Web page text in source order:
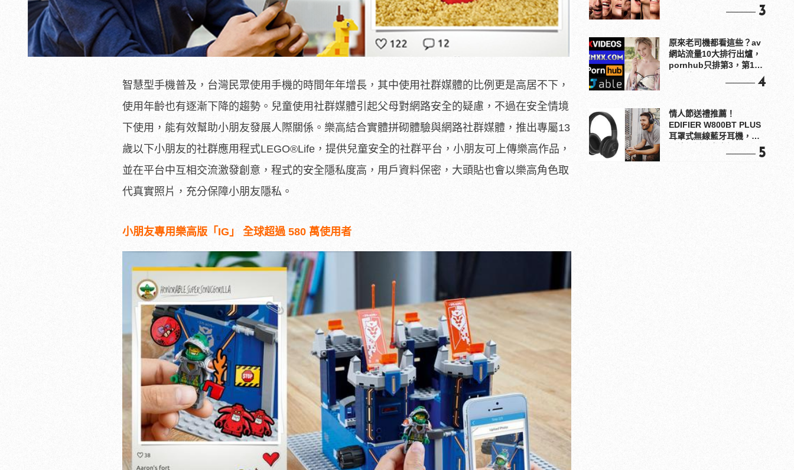
智慧型手機普及，台灣民眾使用手機的時間年年增長，其中使用社群媒體的比例更是高居不下，
使用年齡也有逐漸下降的趨勢。兒童使用社群媒體引起父母對網路安全的疑慮，不過在安全情境
下使用，能有效幫助小朋友發展人際關係。樂高結合實體拼砌體驗與網路社群媒體，推出專屬13
歲以下小朋友的社群應用程式LEGO®Life，提供兒童安全的社群平台，小朋友可上傳樂高作品，
並在平台中互相交流激發創意，程式的安全隱私度高，用戶資料保密，大頭貼也會以樂高角色取
代真實照片，充分保障小朋友隱私。
小朋友專用樂高版「IG」 全球超過 580 萬使用者
3
原來老司機都看這些？av
網站流量10大排行出爐，
pornhub只排第3，第1名
4
情人節送禮推薦！
EDIFIER W800BT PLUS
耳罩式無線藍牙耳機，在
5